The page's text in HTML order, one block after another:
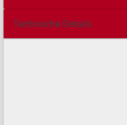
Technische Details